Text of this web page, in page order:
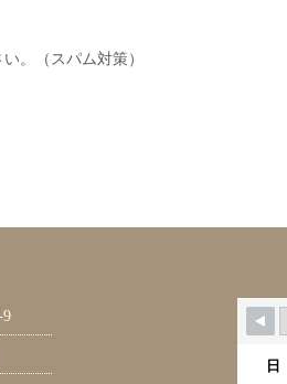
。（スパム対策）
日